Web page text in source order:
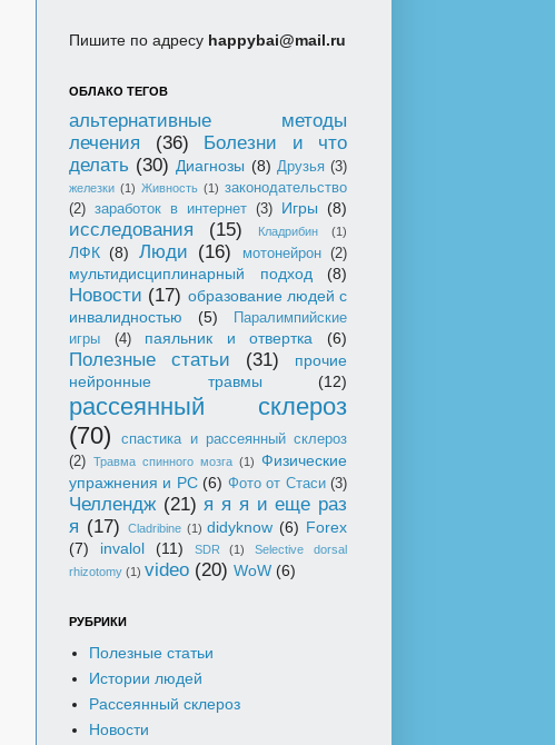
Пишите по адресу happybai@mail.ru
ОБЛАКО ТЕГОВ
альтернативные методы
лечения
(36)
Болезни и что
делать (30) Диагнозы (8) Друзья (3)
железки (1) Живность (1) законодательство
(2) заработок в интернет (3) Игры (8)
исследования (15) Кладрибин (1)
ЛФК (8) Люди (16) мотонейрон (2)
мультидисциплинарный подход (8)
Новости (17) образование людей с
инвалидностью
(5)
Паралимпийские
игры
(4) паяльник и отвертка (6)
Полезные статьи (31)
прочие
нейронные травмы
(12)
рассеянный склероз
(70)
спастика и рассеянный склероз
(2) Травма спинного мозга (1) Физические
упражнения и РС (6) Фото от Стаси (3)
Челлендж (21) я я я и еще раз
я (17) Cladribine (1) didyknow (6) Forex
(7)
invalol (11) SDR (1)
Selective dorsal
rhizotomy (1) video (20) WoW (6)
РУБРИКИ
Полезные статьи
Истории людей
Рассеянный склероз
Новости